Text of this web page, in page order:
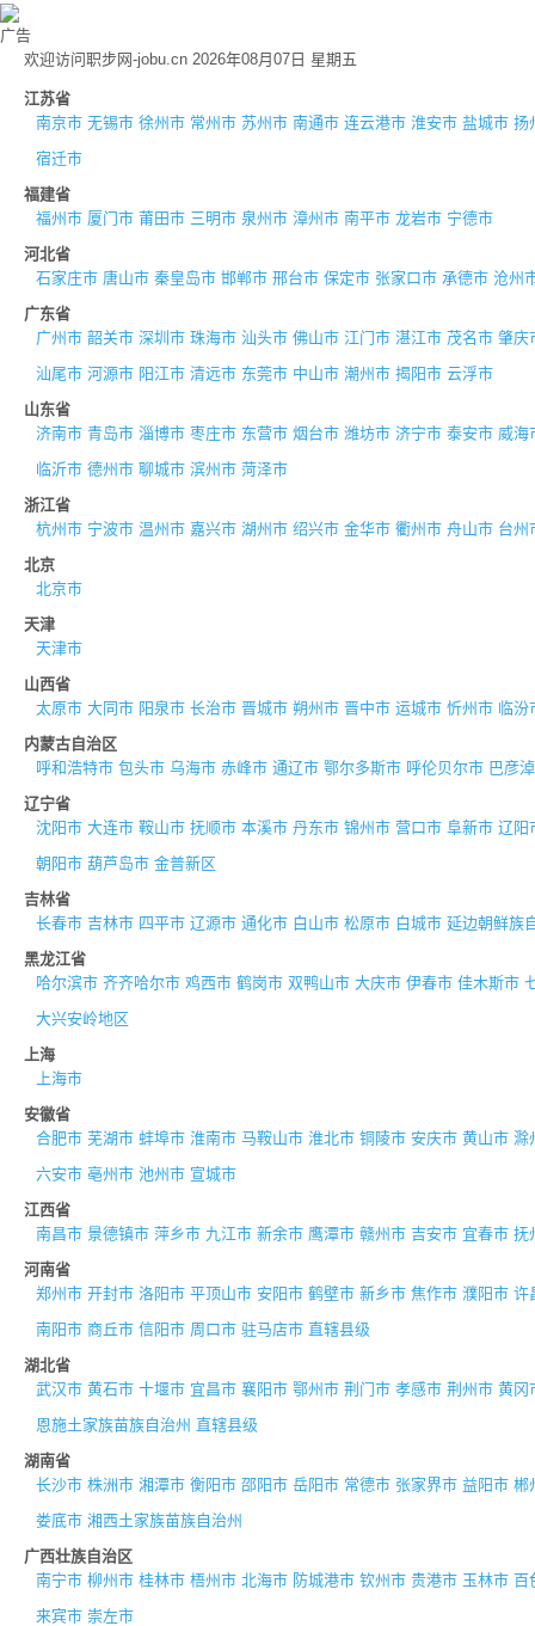
广告
欢迎访问职步网-jobu.cn 2026年08月07日 星期五
江苏省
南京市 无锡市 徐州市 常州市 苏州市 南通市 连云港市 淮安市 盐城市 扬
宿迁市
福建省
福州市 厦门市 莆田市 三明市 泉州市 漳州市 南平市 龙岩市 宁德市
河北省
石家庄市 唐山市 秦皇岛市 邯郸市 邢台市 保定市 张家口市 承德市 沧州
广东省
广州市 韶关市 深圳市 珠海市 汕头市 佛山市 江门市 湛江市 茂名市 肇庆
汕尾市 河源市 阳江市 清远市 东莞市 中山市 潮州市 揭阳市 云浮市
山东省
济南市 青岛市 淄博市 枣庄市 东营市 烟台市 潍坊市 济宁市 泰安市 威海
临沂市 德州市 聊城市 滨州市 菏泽市
浙江省
杭州市 宁波市 温州市 嘉兴市 湖州市 绍兴市 金华市 衢州市 舟山市 台州
北京
北京市
天津
天津市
山西省
太原市 大同市 阳泉市 长治市 晋城市 朔州市 晋中市 运城市 忻州市 临汾
内蒙古自治区
呼和浩特市 包头市 乌海市 赤峰市 通辽市 鄂尔多斯市 呼伦贝尔市 巴彦
辽宁省
沈阳市 大连市 鞍山市 抚顺市 本溪市 丹东市 锦州市 营口市 阜新市 辽阳
朝阳市 葫芦岛市 金普新区
吉林省
长春市 吉林市 四平市 辽源市 通化市 白山市 松原市 白城市 延边朝鲜族
黑龙江省
哈尔滨市 齐齐哈尔市 鸡西市 鹤岗市 双鸭山市 大庆市 伊春市 佳木斯市
大兴安岭地区
上海
上海市
安徽省
合肥市 芜湖市 蚌埠市 淮南市 马鞍山市 淮北市 铜陵市 安庆市 黄山市 滁
六安市 亳州市 池州市 宣城市
江西省
南昌市 景德镇市 萍乡市 九江市 新余市 鹰潭市 赣州市 吉安市 宜春市 抚
河南省
郑州市 开封市 洛阳市 平顶山市 安阳市 鹤壁市 新乡市 焦作市 濮阳市 许
南阳市 商丘市 信阳市 周口市 驻马店市 直辖县级
湖北省
武汉市 黄石市 十堰市 宜昌市 襄阳市 鄂州市 荆门市 孝感市 荆州市 黄冈
恩施土家族苗族自治州 直辖县级
湖南省
长沙市 株洲市 湘潭市 衡阳市 邵阳市 岳阳市 常德市 张家界市 益阳市 郴
娄底市 湘西土家族苗族自治州
广西壮族自治区
南宁市 柳州市 桂林市 梧州市 北海市 防城港市 钦州市 贵港市 玉林市 百
来宾市 崇左市